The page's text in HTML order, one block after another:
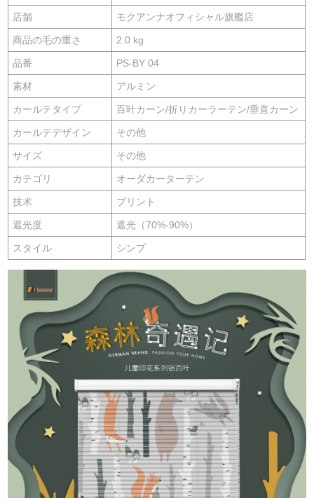
店舗 モクアンナオフィシャル旗艦店
商品の毛の重さ 2.0 kg
品番 PS-BY 04
素材 アルミン
カールテタイプ 百叶カーン/折りカーラーテン/垂直カーン
カールテデザイン その他
サイズ その他
カテゴリ オーダカーターテン
技术 プリント
遮光度 遮光（70%-90%）
スタイル シンプ